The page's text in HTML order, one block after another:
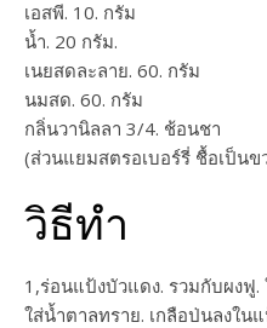
เอสพี. 10. กรัม
น้ำ. 20 กรัม.
เนยสดละลาย. 60. กรัม
นมสด. 60. กรัม
กลิ่นวานิลลา 3/4. ช้อนชา
(ส่วนแยมสตรอเบอร์รี่ ชื้อเป็นข
วิธีทำ
1,ร่อนแป้งบัวแดง. รวมกับผงฟู.
ใส่น้ำตาลทราย. เกลือป่นลงใน